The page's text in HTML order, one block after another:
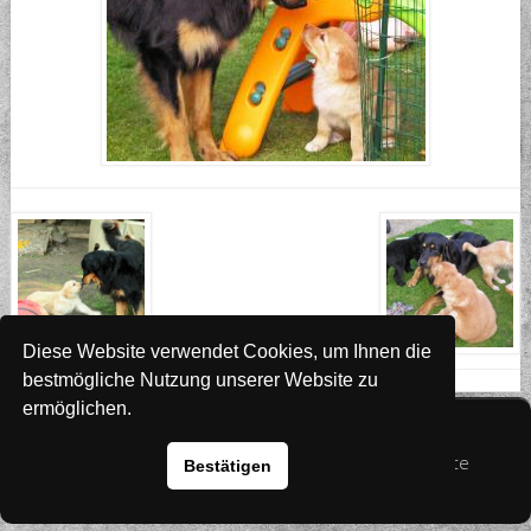
Website
© 2026 Australian Shepherd - Hovawart - Zuchtstätte
von Altwartenburg
Diese Website verwendet Cookies, um Ihnen die
bestmögliche Nutzung unserer Website zu
ermöglichen.
Bestätigen